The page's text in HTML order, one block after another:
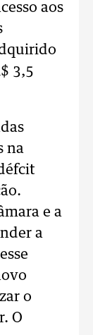
aos
3,5
na
e a
a
o
O